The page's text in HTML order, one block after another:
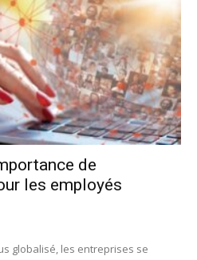
de
les employés
globalisé, les entreprises se